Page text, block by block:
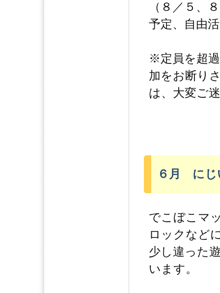
（８／５、
予定、自由
※定員を超
加をお断り
は、大変ご
６月 にじ
でこぼこマ
ロックなど
少し違った
います。